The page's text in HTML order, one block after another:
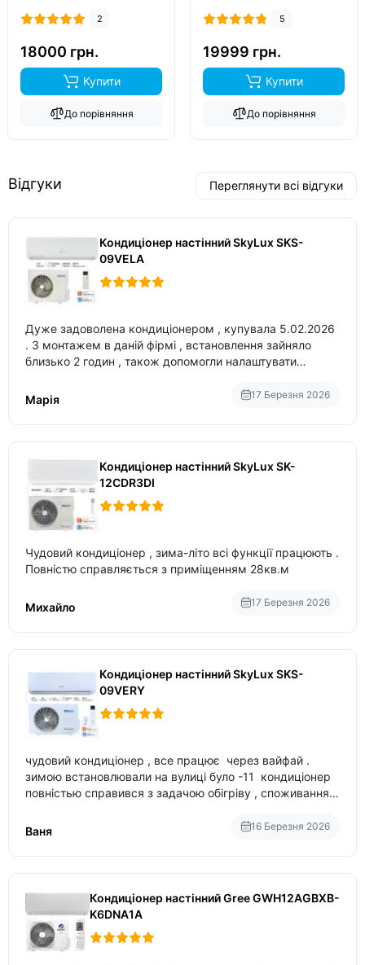
китай, інвертор
2
18000 грн.
Купити
До порівняння
китай, інвертор
5
19999 грн.
Купити
До порівняння
Відгуки Переглянути всі відгуки
Кондиціонер настінний SkyLux SKS-
09VELA
Дуже задоволена кондиціонером , купувала 5.02.2026
. З монтажем в даній фірмі , встановлення зайняло
близько 2 годин , також допомогли налаштувати
Марія
17 Березня 2026
Кондиціонер настінний SkyLux SK-
12CDR3DI
Чудовий кондиціонер , зима-літо всі функції працюють .
Повністю справляється з приміщенням 28кв.м
Михайло 17 Березня 2026
Кондиціонер настінний SkyLux SKS-
09VERY
чудовий кондиціонер , все працює через вайфай .
зимою встановлювали на вулиці було -11 кондиціонер
повністью справився з задачою обігріву , споживання
температури
Ваня 16 Березня 2026
Кондиціонер настінний Gree GWH12AGBXB-
K6DNA1A